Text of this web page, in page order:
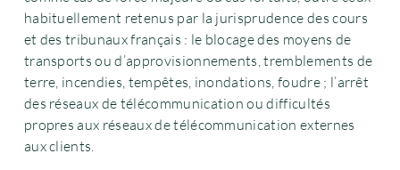
habituellement retenus par la jurisprudence des cours
et des tribunaux français : le blocage des moyens de
transports ou d’approvisionnements, tremblements de
terre, incendies, tempêtes, inondations, foudre ; l’arrêt
des réseaux de télécommunication ou difficultés
propres aux réseaux de télécommunication externes
aux clients.